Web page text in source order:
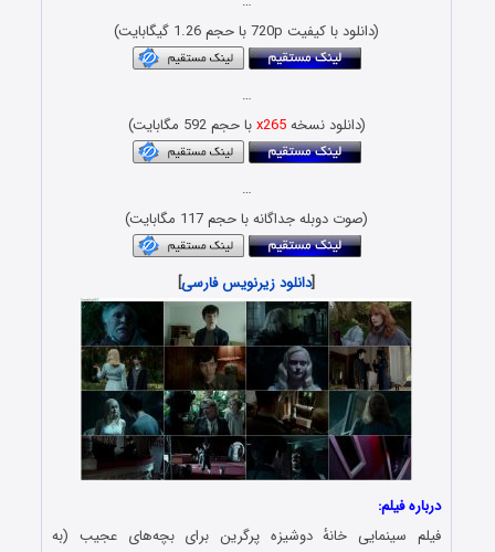
(دانلود با کیفیت 720p با حجم 1.26 گیگابایت)
…
(دانلود نسخهx265 با حجم 592 مگابایت)
…
(صوت دوبله جداگانه با حجم 117 مگابایت)
[دانلود زیرنویس فارسی]
درباره فیلم:
فیلم سینمایی خانهٔ دوشیزه پرگرین برای بچه‌های عجیب (به